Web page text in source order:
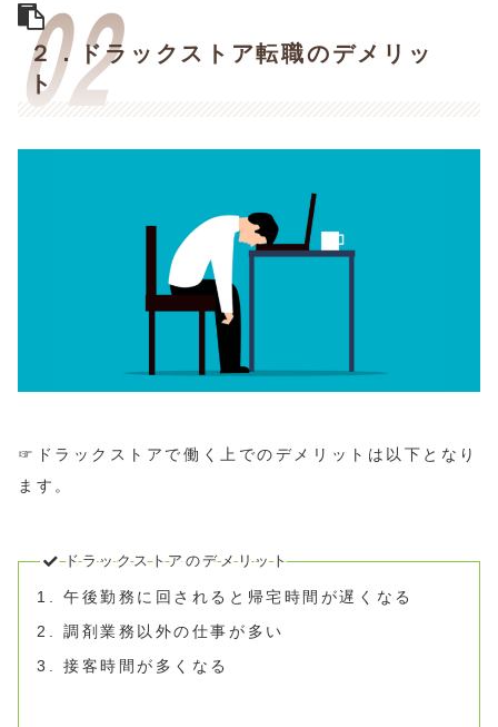
２．ドラックストア転職のデメリッ
ト
☞ドラックストアで働く上でのデメリットは以下となり
ます。
ドラックストアのデメリット
午後勤務に回されると帰宅時間が遅くなる
調剤業務以外の仕事が多い
接客時間が多くなる